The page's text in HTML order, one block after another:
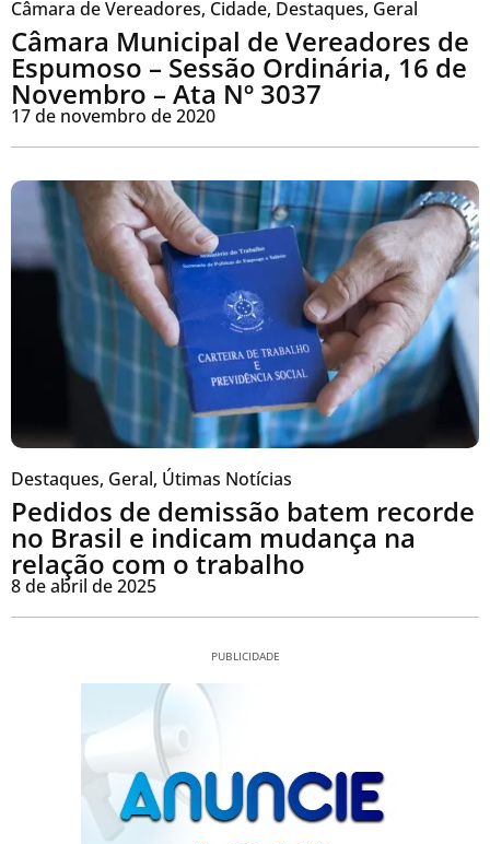
Câmara de Vereadores, Cidade, Destaques, Geral
Câmara Municipal de Vereadores de
Espumoso – Sessão Ordinária, 16 de
Novembro – Ata Nº 3037
17 de novembro de 2020
Destaques, Geral, Útimas Notícias
Pedidos de demissão batem recorde
no Brasil e indicam mudança na
relação com o trabalho
8 de abril de 2025
PUBLICIDADE